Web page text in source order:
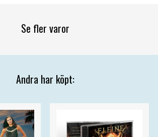
Se fler varor
Andra har köpt: